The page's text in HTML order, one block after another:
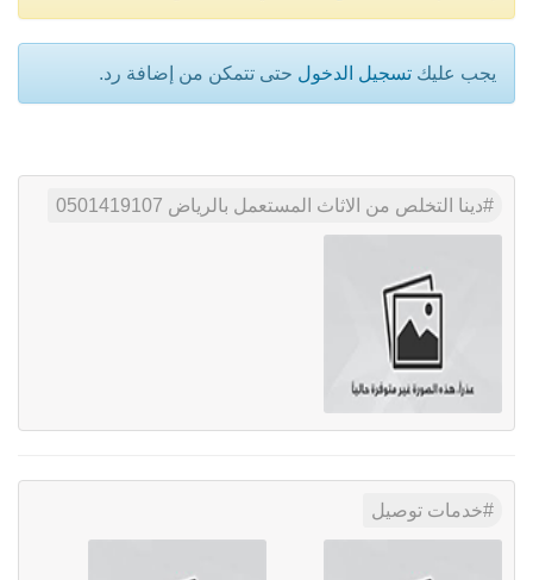
يجب عليك تسجيل الدخول حتى تتمكن من إضافة رد.
دينا التخلص من الاثاث المستعمل بالرياض 0501419107
خدمات توصيل